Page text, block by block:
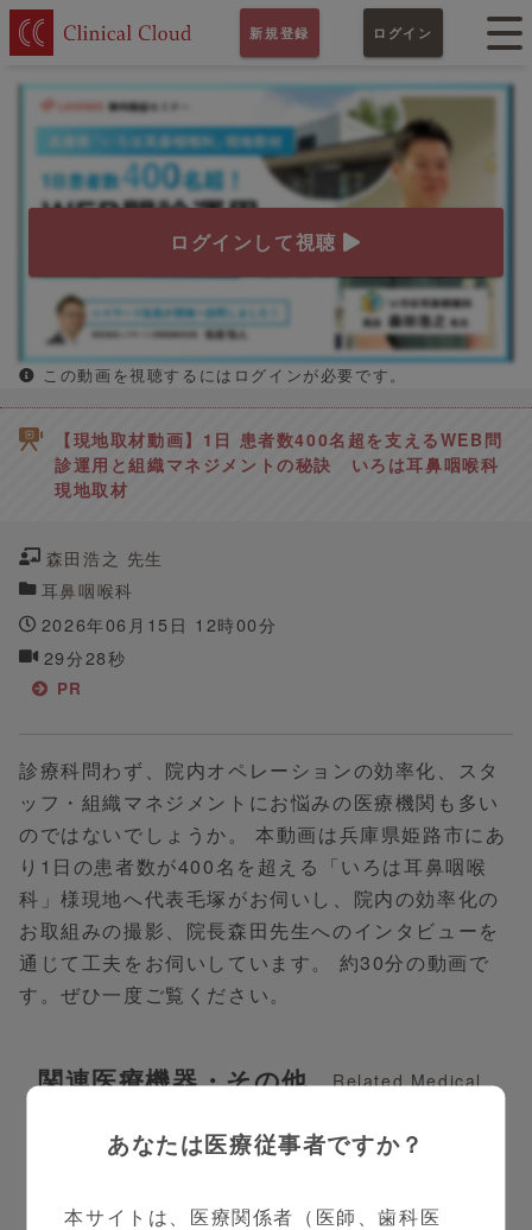
新規登録 ログイン
ログインして視聴
この動画を視聴するにはログインが必要です。
【現地取材動画】1日 患者数400名超を支えるWEB問
診運用と組織マネジメントの秘訣 いろは耳鼻咽喉科
現地取材
森田浩之 先生
耳鼻咽喉科
2026年06月15日 12時00分
29分28秒
PR
診療科問わず、院内オペレーションの効率化、スタ
ッフ・組織マネジメントにお悩みの医療機関も多い
のではないでしょうか。 本動画は兵庫県姫路市にあ
り1日の患者数が400名を超える「いろは耳鼻咽喉
科」様現地へ代表毛塚がお伺いし、院内の効率化の
お取組みの撮影、院長森田先生へのインタビューを
通じて工夫をお伺いしています。 約30分の動画で
す。ぜひ一度ご覧ください。
関連医療機器・その他
Related Medical
あなたは医療従事者ですか？
本サイトは、医療関係者（医師、歯科医